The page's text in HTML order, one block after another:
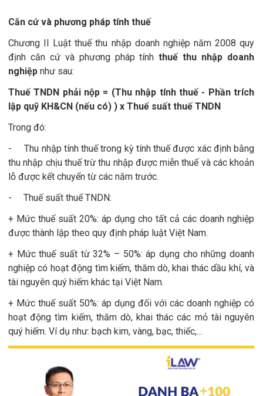
Căn cứ và phương pháp tính thuế
Chương II Luật thuế thu nhập doanh nghiệp năm 2008 quy
định căn cứ và phương pháp tínhthuế thu nhập doanh
nghiệp như sau:
Thuế TNDN phải nộp = (Thu nhập tính thuế - Phần trích
lập quỹ KH&CN (nếu có) ) x Thuế suất thuế TNDN
Trong đó:
- Thu nhập tính thuế trong kỳ tính thuế được xác định bằng
thu nhập chịu thuế trừ thu nhập được miễn thuế và các khoản
lỗ được kết chuyển từ các năm trước.
- Thuế suất thuế TNDN:
+ Mức thuế suất 20%: áp dụng cho tất cả các doanh nghiệp
được thành lập theo quy định pháp luật Việt Nam.
+ Mức thuế suất từ 32% – 50%: áp dụng cho những doanh
nghiệp có hoạt động tìm kiếm, thăm dò, khai thác dầu khí, và
tài nguyên quý hiếm khác tại Việt Nam.
+ Mức thuế suất 50%: áp dụng đối với các doanh nghiệp có
hoạt động tìm kiếm, thăm dò, khai thác các mỏ tài nguyên
quý hiếm. Ví dụ như: bạch kim, vàng, bạc, thiếc,…